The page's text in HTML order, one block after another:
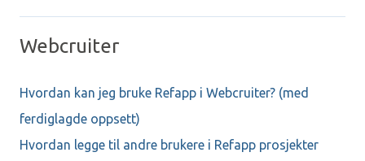
Webcruiter
Hvordan kan jeg bruke Refapp i Webcruiter? (med
ferdiglagde oppsett)
Hvordan legge til andre brukere i Refapp prosjekter